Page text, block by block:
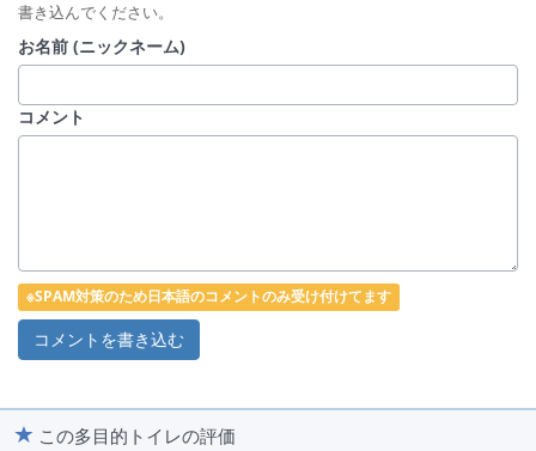
書き込んでください。
お名前 (ニックネーム)
コメント
※SPAM対策のため日本語のコメントのみ受け付けてます
この多目的トイレの評価